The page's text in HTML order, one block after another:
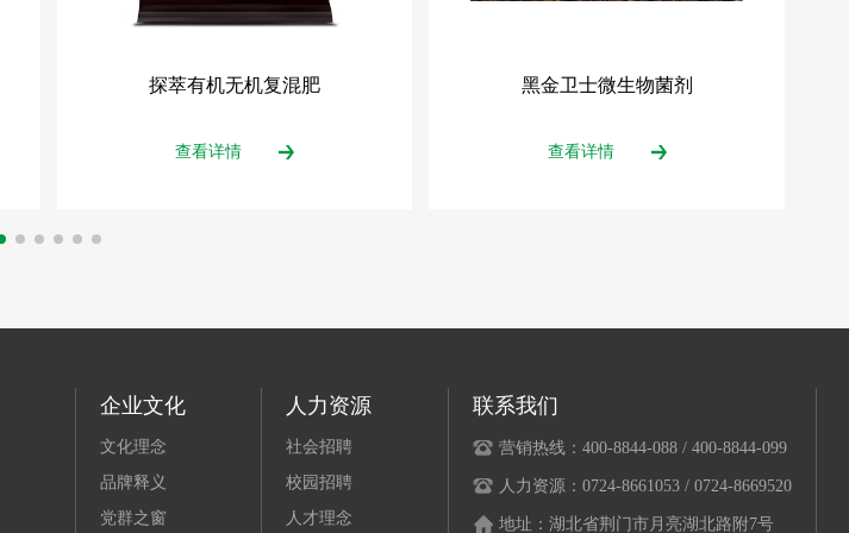
探萃有机无机复混肥
查看详情
黑金卫士微生物菌剂
查看详情
企业文化
文化理念
品牌释义
党群之窗
人力资源
社会招聘
校园招聘
人才理念
联系我们
营销热线：400-8844-088 / 400-8844-099
人力资源：0724-8661053 / 0724-8669520
地址：湖北省荆门市月亮湖北路附7号